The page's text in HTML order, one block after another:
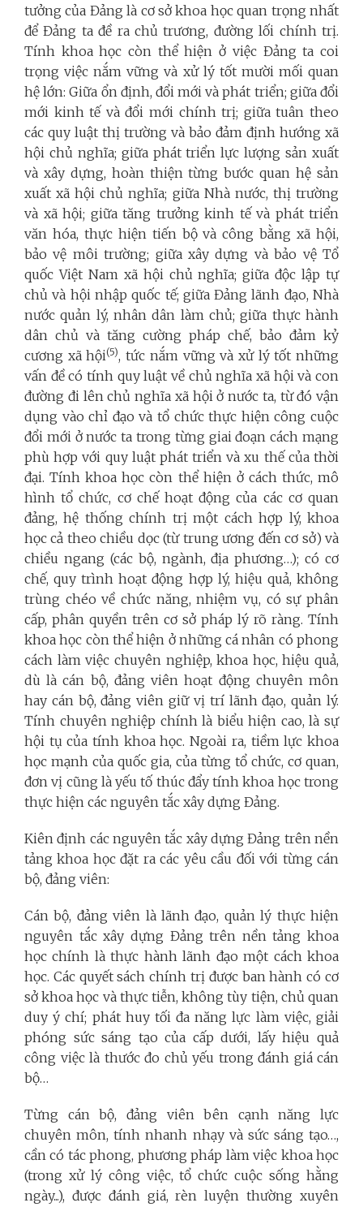
tưởng của Đảng là cơ sở khoa học quan trọng nhất
để Đảng ta đề ra chủ trương, đường lối chính trị.
Tính khoa học còn thể hiện ở việc Đảng ta coi
trọng việc nắm vững và xử lý tốt mười mối quan
hệ lớn: Giữa ổn định, đổi mới và phát triển; giữa đổi
mới kinh tế và đổi mới chính trị; giữa tuân theo
các quy luật thị trường và bảo đảm định hướng xã
hội chủ nghĩa; giữa phát triển lực lượng sản xuất
và xây dựng, hoàn thiện từng bước quan hệ sản
xuất xã hội chủ nghĩa; giữa Nhà nước, thị trường
và xã hội; giữa tăng trưởng kinh tế và phát triển
văn hóa, thực hiện tiến bộ và công bằng xã hội,
bảo vệ môi trường; giữa xây dựng và bảo vệ Tổ
quốc Việt Nam xã hội chủ nghĩa; giữa độc lập tự
chủ và hội nhập quốc tế; giữa Đảng lãnh đạo, Nhà
nước quản lý, nhân dân làm chủ; giữa thực hành
dân chủ và tăng cường pháp chế, bảo đảm kỷ
cương xã hội(5), tức nắm vững và xử lý tốt những
vấn đề có tính quy luật về chủ nghĩa xã hội và con
đường đi lên chủ nghĩa xã hội ở nước ta, từ đó vận
dụng vào chỉ đạo và tổ chức thực hiện công cuộc
đổi mới ở nước ta trong từng giai đoạn cách mạng
phù hợp với quy luật phát triển và xu thế của thời
đại. Tính khoa học còn thể hiện ở cách thức, mô
hình tổ chức, cơ chế hoạt động của các cơ quan
đảng, hệ thống chính trị một cách hợp lý, khoa
học cả theo chiều dọc (từ trung ương đến cơ sở) và
chiều ngang (các bộ, ngành, địa phương…); có cơ
chế, quy trình hoạt động hợp lý, hiệu quả, không
trùng chéo về chức năng, nhiệm vụ, có sự phân
cấp, phân quyền trên cơ sở pháp lý rõ ràng. Tính
khoa học còn thể hiện ở những cá nhân có phong
cách làm việc chuyên nghiệp, khoa học, hiệu quả,
dù là cán bộ, đảng viên hoạt động chuyên môn
hay cán bộ, đảng viên giữ vị trí lãnh đạo, quản lý.
Tính chuyên nghiệp chính là biểu hiện cao, là sự
hội tụ của tính khoa học. Ngoài ra, tiềm lực khoa
học mạnh của quốc gia, của từng tổ chức, cơ quan,
đơn vị cũng là yếu tố thúc đẩy tính khoa học trong
thực hiện các nguyên tắc xây dựng Đảng.
Kiên định các nguyên tắc xây dựng Đảng trên nền
tảng khoa học đặt ra các yêu cầu đối với từng cán
bộ, đảng viên:
Cán bộ, đảng viên là lãnh đạo, quản lý thực hiện
nguyên tắc xây dựng Đảng trên nền tảng khoa
học chính là thực hành lãnh đạo một cách khoa
học. Các quyết sách chính trị được ban hành có cơ
sở khoa học và thực tiễn, không tùy tiện, chủ quan
duy ý chí; phát huy tối đa năng lực làm việc, giải
phóng sức sáng tạo của cấp dưới, lấy hiệu quả
công việc là thước đo chủ yếu trong đánh giá cán
bộ…
Từng cán bộ, đảng viên bên cạnh năng lực
chuyên môn, tính nhanh nhạy và sức sáng tạo…,
cần có tác phong, phương pháp làm việc khoa học
(trong xử lý công việc, tổ chức cuộc sống hằng
ngày...), được đánh giá, rèn luyện thường xuyên